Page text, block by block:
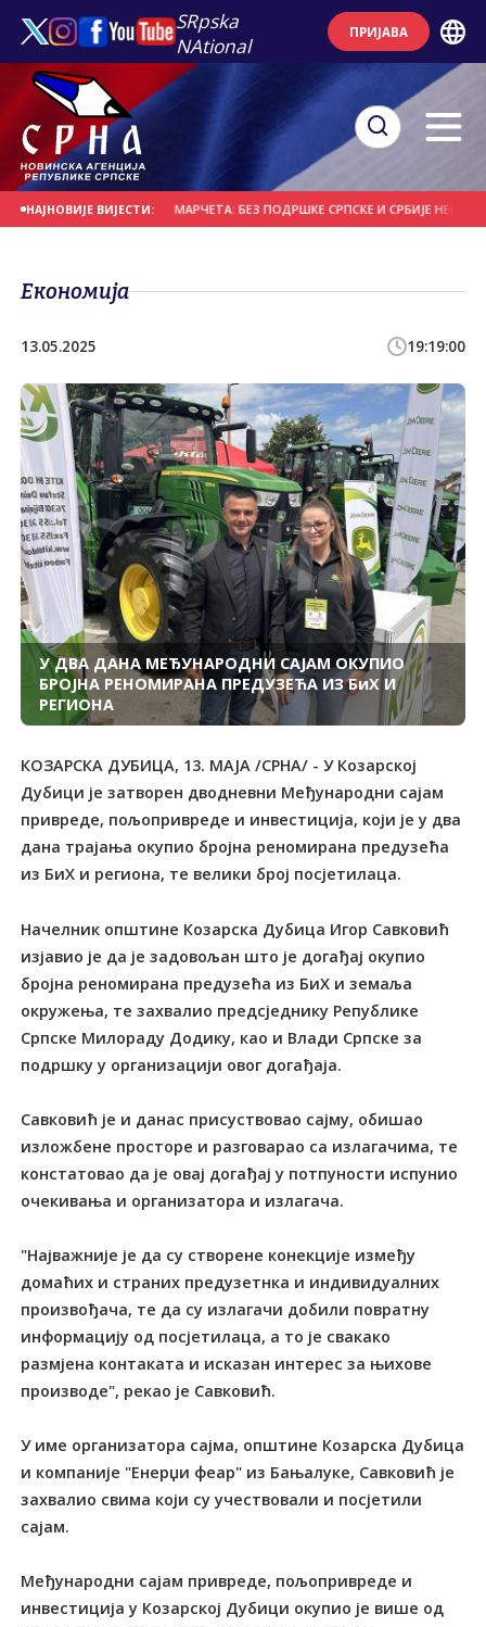
SRpska
NAtional
ПРИЈАВА
НАЈНОВИЈЕ ВИЈЕСТИ:
СУПЕРНОВУ МАРЧЕТА: БЕЗ ПОДРШКЕ СРПСКЕ И СРБИЈЕ НЕМА
Економија
13.05.2025 19:19:00
У ДВА ДАНА МЕЂУНАРОДНИ САЈАМ ОКУПИО
БРОЈНА РЕНОМИРАНА ПРЕДУЗЕЋА ИЗ БиХ И
РЕГИОНА
КОЗАРСКА ДУБИЦА, 13. МАЈА /СРНА/ - У Козарској
Дубици је затворен дводневни Међународни сајам
привреде, пољопривреде и инвестиција, који је у два
дана трајања окупио бројна реномирана предузећа
из БиХ и региона, те велики број посјетилаца.
Начелник општине Козарска Дубица Игор Савковић
изјавио је да је задовољан што је догађај окупио
бројна реномирана предузећа из БиХ и земаља
окружења, те захвалио предсједнику Републике
Српске Милораду Додику, као и Влади Српске за
подршку у организацији овог догађаја.
Савковић је и данас присуствовао сајму, обишао
изложбене просторе и разговарао са излагачима, те
констатовао да је овај догађај у потпуности испунио
очекивања и организатора и излагача.
"Најважније је да су створене конекције између
домаћих и страних предузетнка и индивидуалних
произвођача, те да су излагачи добили повратну
информацију од посјетилаца, а то је свакако
размјена контаката и исказан интерес за њихове
производе", рекао је Савковић.
У име организатора сајма, општине Козарска Дубица
и компаније "Енерџи феар" из Бањалуке, Савковић је
захвалио свима који су учествовали и посјетили
сајам.
Међународни сајам привреде, пољопривреде и
инвестиција у Козарској Дубици окупио је више од